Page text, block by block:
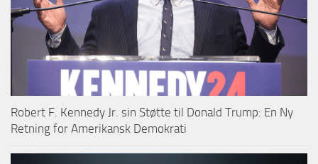
Robert F. Kennedy Jr. sin Støtte til Donald Trump: En Ny
Retning for Amerikansk Demokrati